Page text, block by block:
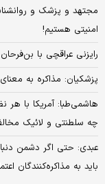
مجتهد و پزشک و
امنیتی هستیم!
رایزنی عراقچی با بن‌فرحان
پزشکیان: مذاکره به
هاشمی‌طبا: آمریکا با
چه سلطنتی و لائیک
عبدی: حتی اگر دشمن
باید به مذاکره‌کنندگان